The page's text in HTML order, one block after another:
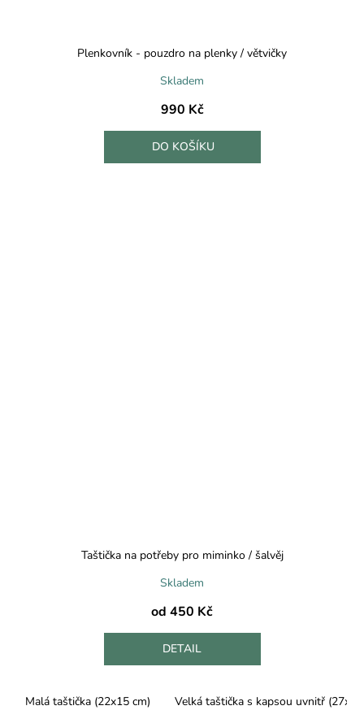
Plenkovník - pouzdro na plenky / větvičky
Skladem
990 Kč
DO KOŠÍKU
Taštička na potřeby pro miminko / šalvěj
Skladem
od 450 Kč
DETAIL
Malá taštička (22x15 cm) Velká taštička s kapsou uvnitř